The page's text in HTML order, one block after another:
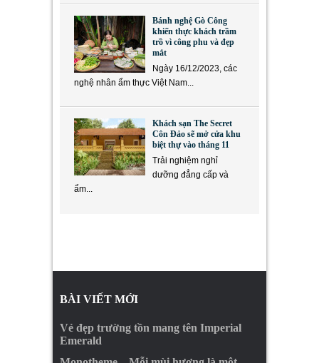
Bánh nghệ Gò Công
khiến thực khách trầm
trồ vì công phu và đẹp
mắt
Ngày 16/12/2023, các
nghệ nhân ẩm thực Việt Nam...
Khách sạn The Secret
Côn Đảo sẽ mở cửa khu
biệt thự vào tháng 11
Trải nghiệm nghỉ
dưỡng đẳng cấp và
ẩm...
BÀI VIẾT MỚI
Vẻ đẹp trường tồn mang tên Imperial
Emerald